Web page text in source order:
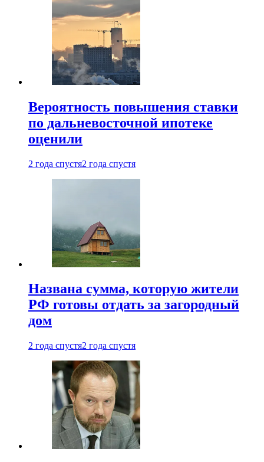
Вероятность повышения ставки
по дальневосточной ипотеке
оценили
2 года спустя2 года спустя
Названа сумма, которую жители
РФ готовы отдать за загородный
дом
2 года спустя2 года спустя